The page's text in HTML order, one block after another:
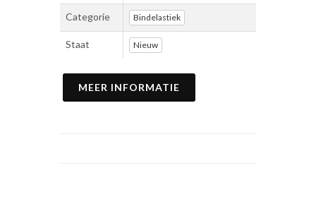
Categorie Bindelastiek
Staat Nieuw
MEER INFORMATIE